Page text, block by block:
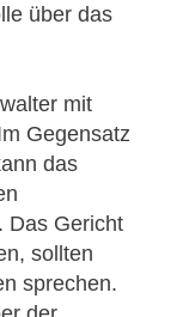
über das
mit
Gegensatz
das
Das Gericht
sollten
sprechen.